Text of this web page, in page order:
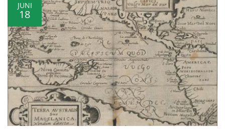
JUNI
18